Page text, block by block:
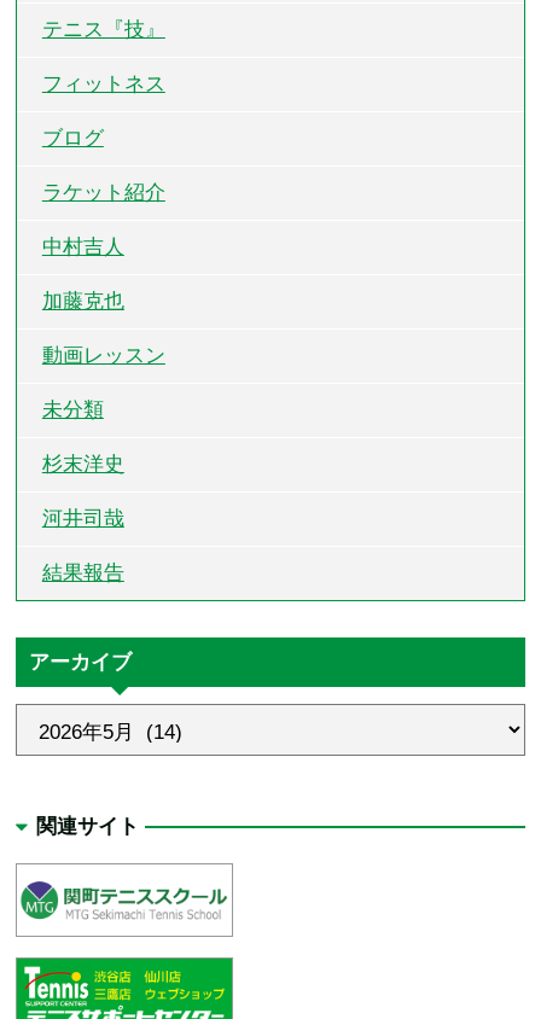
テニス『技』
フィットネス
ブログ
ラケット紹介
中村吉人
加藤克也
動画レッスン
未分類
杉末洋史
河井司哉
結果報告
アーカイブ
関連サイト